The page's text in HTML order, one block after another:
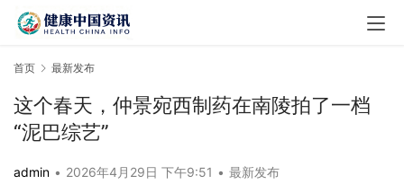
首页 最新发布
这个春天，仲景宛西制药在南陵拍了一档
“泥巴综艺”
admin • 2026年4月29日 下午9:51 • 最新发布